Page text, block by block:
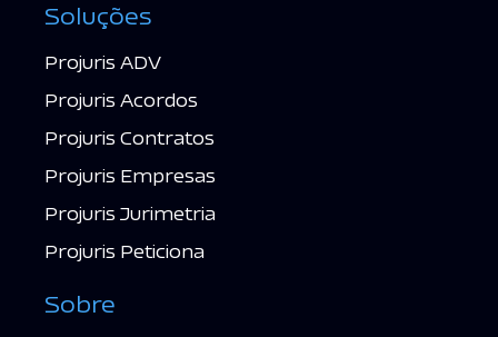
Soluções
Projuris ADV
Projuris Acordos
Projuris Contratos
Projuris Empresas
Projuris Jurimetria
Projuris Peticiona
Sobre